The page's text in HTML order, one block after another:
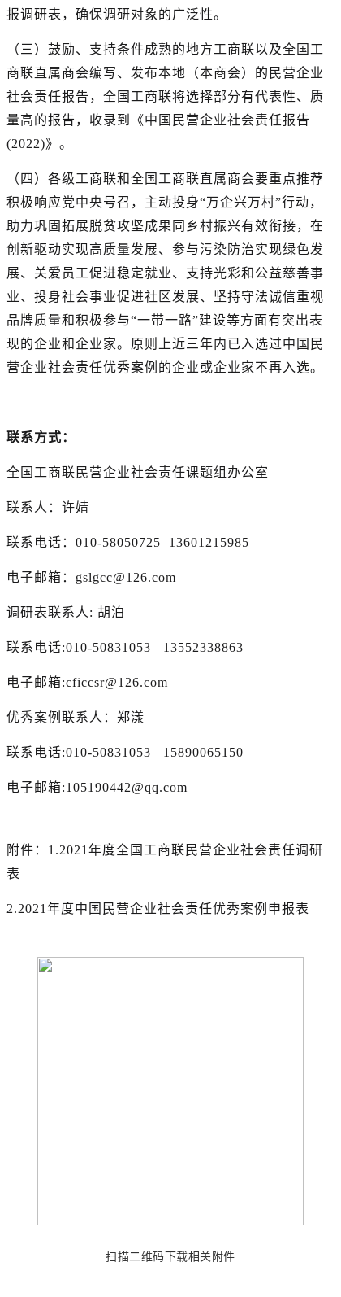
报调研表，确保调研对象的广泛性。
（三）鼓励、支持条件成熟的地方工商联以及全国工
商联直属商会编写、发布本地（本商会）的民营企业
社会责任报告，全国工商联将选择部分有代表性、质
量高的报告，收录到《中国民营企业社会责任报告
(2022)》。
（四）各级工商联和全国工商联直属商会要重点推荐
积极响应党中央号召，主动投身“万企兴万村”行动，
助力巩固拓展脱贫攻坚成果同乡村振兴有效衔接，在
创新驱动实现高质量发展、参与污染防治实现绿色发
展、关爱员工促进稳定就业、支持光彩和公益慈善事
业、投身社会事业促进社区发展、坚持守法诚信重视
品牌质量和积极参与“一带一路”建设等方面有突出表
现的企业和企业家。原则上近三年内已入选过中国民
营企业社会责任优秀案例的企业或企业家不再入选。
联系方式：
全国工商联民营企业社会责任课题组办公室
联系人：许婧
联系电话：010-58050725 13601215985
电子邮箱：gslgcc@126.com
调研表联系人: 胡泊
联系电话:010-50831053 13552338863
电子邮箱:cficcsr@126.com
优秀案例联系人：郑漾
联系电话:010-50831053 15890065150
电子邮箱:105190442@qq.com
附件：1.2021年度全国工商联民营企业社会责任调研
表
2.2021年度中国民营企业社会责任优秀案例申报表
扫描二维码下载相关附件